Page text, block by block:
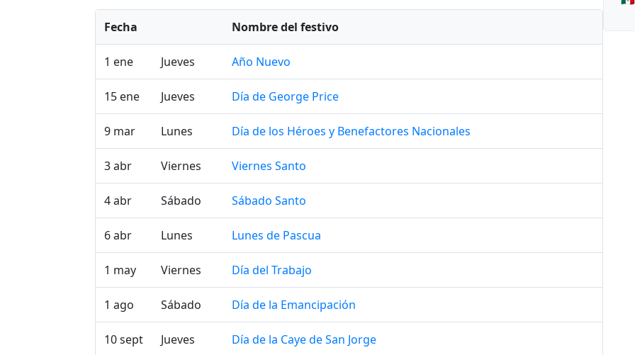
Fecha Nombre del festivo
1 ene Jueves Año Nuevo
15 ene Jueves Día de George Price
9 mar Lunes Día de los Héroes y Benefactores Nacionales
3 abr Viernes Viernes Santo
4 abr Sábado Sábado Santo
6 abr Lunes Lunes de Pascua
1 may Viernes Día del Trabajo
1 ago Sábado Día de la Emancipación
10 sept Jueves Día de la Caye de San Jorge